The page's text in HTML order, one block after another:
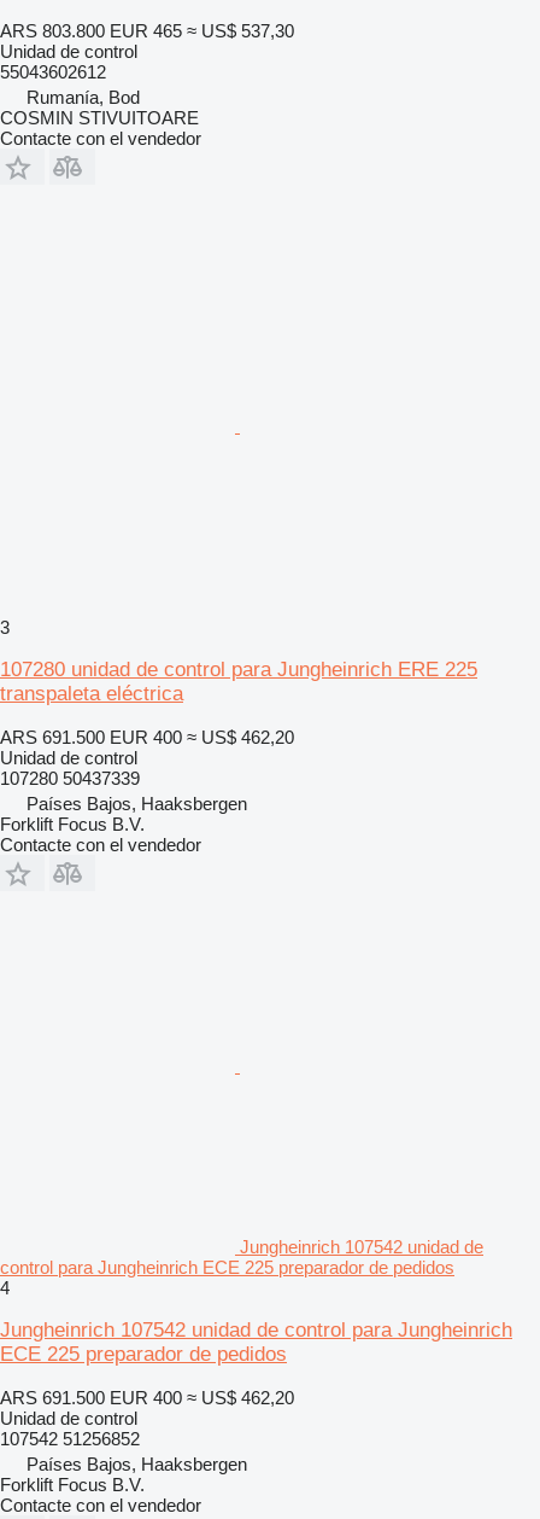
ARS 803.800 EUR 465 ≈ US$ 537,30
Unidad de control
55043602612
Rumanía, Bod
COSMIN STIVUITOARE
Contacte con el vendedor
3
107280 unidad de control para Jungheinrich ERE 225
transpaleta eléctrica
ARS 691.500 EUR 400 ≈ US$ 462,20
Unidad de control
107280 50437339
Países Bajos, Haaksbergen
Forklift Focus B.V.
Contacte con el vendedor
Jungheinrich 107542 unidad de
control para Jungheinrich ECE 225 preparador de pedidos
4
Jungheinrich 107542 unidad de control para Jungheinrich
ECE 225 preparador de pedidos
ARS 691.500 EUR 400 ≈ US$ 462,20
Unidad de control
107542 51256852
Países Bajos, Haaksbergen
Forklift Focus B.V.
Contacte con el vendedor